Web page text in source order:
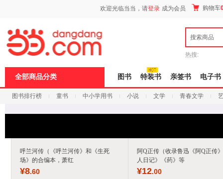
欢迎光临当当，请登录 成为会员 购物车
搜索商品
热搜:
全部商品分类 图书 特装书 亲签书 电子书
图书排行榜 童书 中小学用书 小说 文学 青春文学
呼兰河传（《呼兰河传》和《生死
场》的合编本，萧红
¥8.60
阿Q正传（收录鲁迅《阿Q正传
人日记》《药》等
¥12.00
页
Ctrl
浪